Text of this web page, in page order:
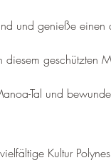
und genieße
diesem geschützten
Tal und
Kultur